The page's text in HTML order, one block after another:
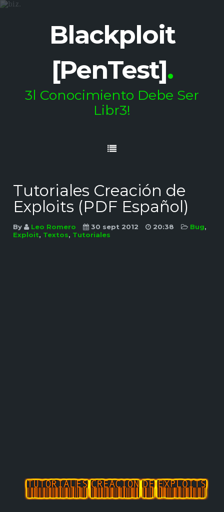
Blackploit
[PenTest].
3l Conocimiento Debe Ser
Libr3!
Tutoriales Creación de
Exploits (PDF Español)
By Leo Romero 30 sept 2012 20:38 Bug,
Exploit, Textos, Tutoriales